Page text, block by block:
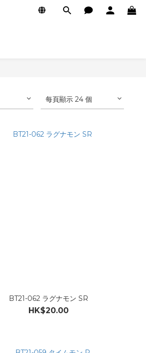
每頁顯示 24 個
BT21-062 ラグナモン SR
HK$20.00